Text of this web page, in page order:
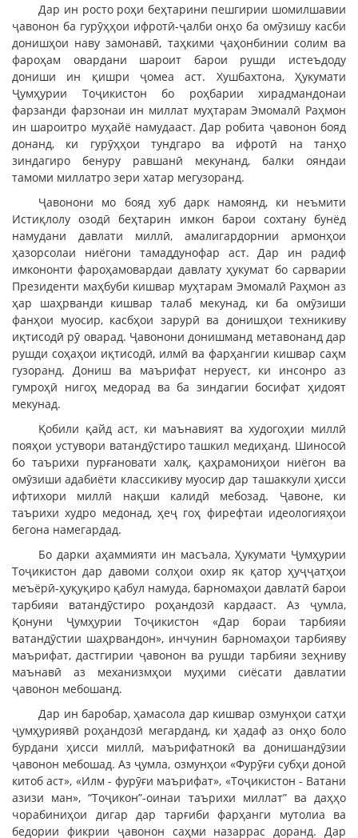
Дар ин росто роҳи беҳтарини пешгирии шомилшавии
ҷавонон ба гурӯҳҳои ифротӣ-ҷалби онҳо ба омӯзишу касби
донишҳои наву замонавӣ, таҳкими ҷаҳонбинии солим ва
фароҳам овардани шароит барои рушди истеъдоду
дониши ин қишри ҷомеа аст. Хушбахтона, Ҳукумати
Ҷумҳурии Тоҷикистон бо роҳбарии хирадмандонаи
фарзанди фарзонаи ин миллат муҳтарам Эмомалӣ Раҳмон
ин шароитро муҳайё намудааст. Дар робита ҷавонон бояд
донанд, ки гурӯҳҳои тундгаро ва ифротӣ на танҳо
зиндагиро бенуру равшанӣ мекунанд, балки ояндаи
тамоми миллатро зери хатар мегузоранд.
Ҷавонони мо бояд хуб дарк намоянд, ки неъмити
Истиқлолу озодӣ беҳтарин имкон барои сохтану бунёд
намудани давлати миллӣ, амалигардорнии армонҳои
ҳазорсолаи ниёгони тамаддунофар аст. Дар ин радиф
имкононти фароҳамовардаи давлату ҳукумат бо сарварии
Президенти маҳбуби кишвар муҳтарам Эмомалӣ Раҳмон аз
ҳар шаҳрванди кишвар талаб мекунад, ки ба омӯзиши
фанҳои муосир, касбҳои зарурӣ ва донишҳои техникиву
иқтисодӣ рӯ оварад. Ҷавонони донишманд метавонанд дар
рушди соҳаҳои иқтисодӣ, илмӣ ва фарҳангии кишвар саҳм
гузоранд. Дониш ва маърифат неруест, ки инсонро аз
гумроҳӣ нигоҳ медорад ва ба зиндагии босифат ҳидоят
мекунад.
Қобили қайд аст, ки маънавият ва худогоҳии миллӣ
пояҳои устувори ватандӯстиро ташкил медиҳанд. Шиносоӣ
бо таърихи пурғановати халқ, қаҳрамониҳои ниёгон ва
омӯзиши адабиёти классикиву муосир дар ташаккули ҳисси
ифтихори миллӣ нақши калидӣ мебозад. Ҷавоне, ки
таърихи худро медонад, ҳеҷ гоҳ фирефтаи идеологияҳои
бегона намегардад.
Бо дарки аҳаммияти ин масъала, Ҳукумати Ҷумҳурии
Тоҷикистон дар давоми солҳои охир як қатор ҳуҷҷатҳои
меъёрӣ-ҳуқуқиро қабул намуда, барномаҳои давлатӣ барои
тарбияи ватандӯстиро роҳандозӣ кардааст. Аз ҷумла,
Қонуни Ҷумҳурии Тоҷикистон «Дар бораи тарбияи
ватандӯстии шаҳрвандон», инчунин барномаҳои тарбияву
маърифат, дастгирии ҷавонон ва рушди тарбияи зеҳниву
маънавӣ аз механизмҳои муҳими сиёсати давлатии
ҷавонон мебошанд.
Дар ин баробар, ҳамасола дар кишвар озмунҳои сатҳи
ҷумҳуриявӣ роҳандозӣ мегарданд, ки ҳадаф аз онҳо боло
бурдани ҳисси миллӣ, маърифатнокӣ ва донишандӯзии
ҷавонон мебошад. Аз ҷумла, озмунҳои «Фурӯғи субҳи доноӣ
китоб аст», «Илм - фурӯғи маърифат», «Тоҷикистон - Ватани
азизи ман», “Тоҷикон”-оинаи таърихи миллат” ва даҳҳо
чорабиниҳои дигар дар тарғиби фарҳанги мутолиа ва
бедории фикрии ҷавонон саҳми назаррас доранд. Дар